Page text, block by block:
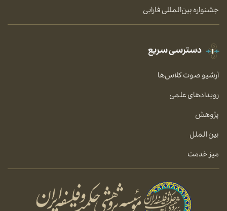
جشنواره بین‌المللی فارابی
دسترسی سریع
آرشیو صوت کلاس‌ها
رویدادهای علمی
پژوهش
بین الملل
میز خدمت